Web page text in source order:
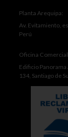
Planta Arequipa:
Av. Evitamiento,
Perú
Oficina
Edificio Panorama
134, Santiago de